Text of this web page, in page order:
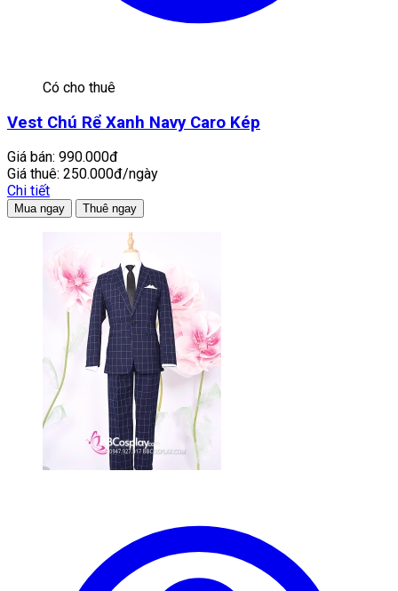
Có cho thuê
Vest Chú Rể Xanh Navy Caro Kép
Giá bán: 990.000đ
Giá thuê: 250.000đ/ngày
Chi tiết
Mua ngay Thuê ngay